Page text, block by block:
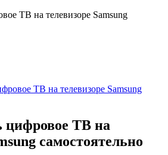
ТВ на телевизоре Samsung
цифровое ТВ на
самостоятельно